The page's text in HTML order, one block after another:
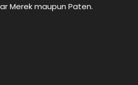
Merek maupun Paten.